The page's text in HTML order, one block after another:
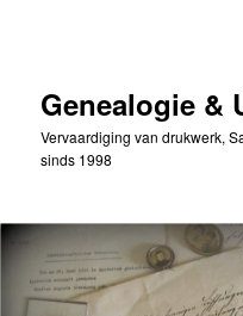
inhoudGenealogie &
Vervaardiging van drukwerk,
sinds 1998